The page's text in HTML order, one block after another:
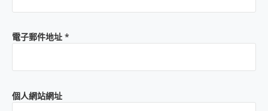
電子郵件地址 *
個人網站網址